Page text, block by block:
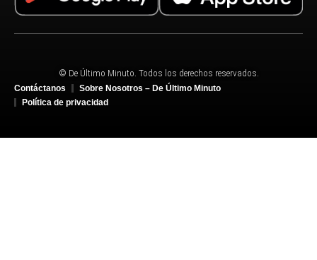
© De Último Minuto. Todos los derechos reservados.
Contáctanos
Sobre Nosotros – De Último Minuto
Política de privacidad